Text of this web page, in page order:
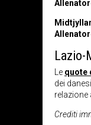
Lazio-
Le quote
dei
relazione
Crediti